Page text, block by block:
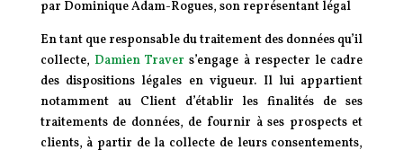
par Dominique Adam-Rogues, son représentant légal
En tant que responsable du traitement des données qu’il
collecte, Damien Traver s’engage à respecter le cadre
des dispositions légales en vigueur. Il lui appartient
notamment au Client d’établir les finalités de ses
traitements de données, de fournir à ses prospects et
clients, à partir de la collecte de leurs consentements,